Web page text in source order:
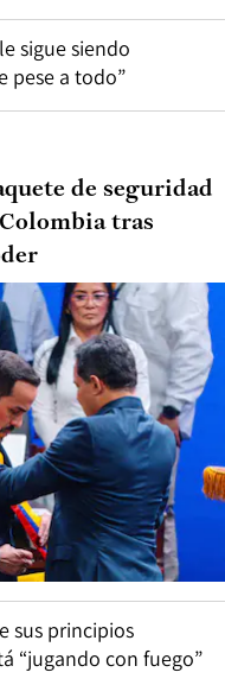
sigue siendo
pese a todo”
de seguridad
tras
sus principios
“jugando con fuego”